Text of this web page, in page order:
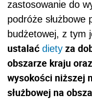
zastosowanie do
podróże służbowe
budżetowej, z tym
ustalać diety za
obszarze kraju
wysokości niższej
służbowej na